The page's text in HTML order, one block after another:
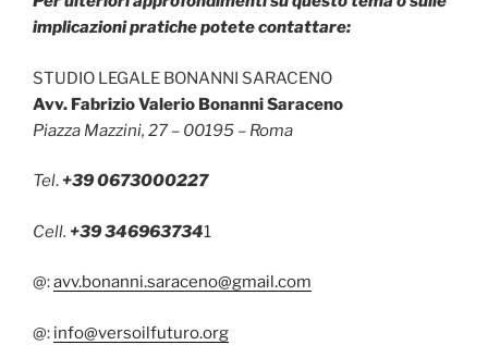
implicazioni pratiche potete contattare:
STUDIO LEGALE BONANNI SARACENO
Avv. Fabrizio Valerio Bonanni Saraceno
Piazza Mazzini, 27 – 00195 – Roma
Tel.+39 0673000227
Cell. +39 3469637341
@:avv.bonanni.saraceno@gmail.com
@: info@versoilfuturo.org